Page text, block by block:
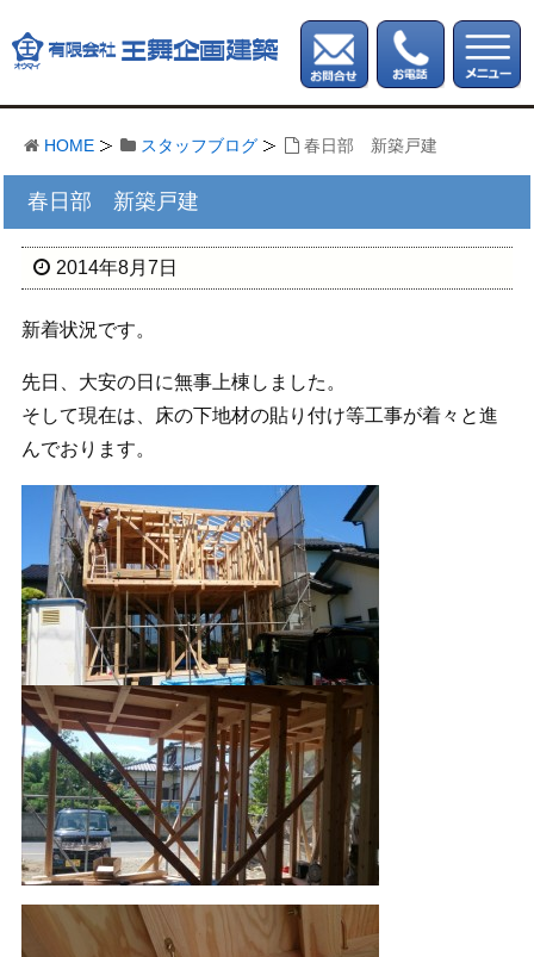
HOME スタッフブログ 春日部 新築戸建
春日部 新築戸建
2014年8月7日
新着状況です。
先日、大安の日に無事上棟しました。
そして現在は、床の下地材の貼り付け等工事が着々と進
んでおります。